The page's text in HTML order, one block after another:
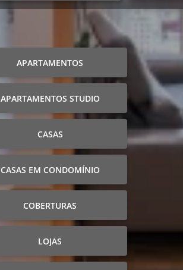
APARTAMENTOS
APARTAMENTOS STUDIO
CASAS
CASAS EM CONDOMÍNIO
COBERTURAS
LOJAS